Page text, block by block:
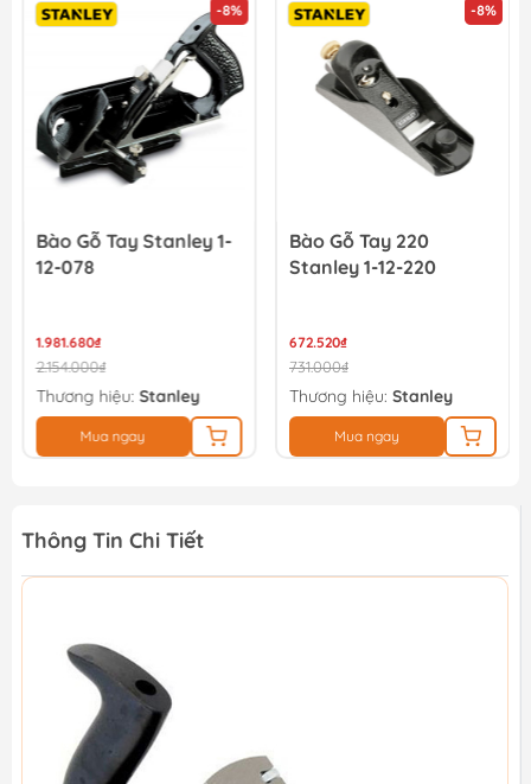
-8%
Bào Gỗ Tay Stanley 1-
12-078
1.981.680₫
2.154.000₫
Thương hiệu: Stanley
Mua ngay
-8%
Bào Gỗ Tay 220
Stanley 1-12-220
672.520₫
731.000₫
Thương hiệu: Stanley
Mua ngay
Thông Tin Chi Tiết